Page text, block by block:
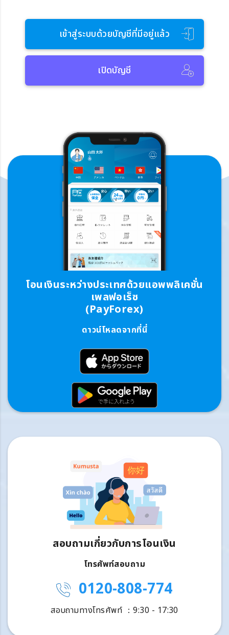
เข้าสู่ระบบด้วยบัญชีที่มีอยู่แล้ว
เปิดบัญชี
โอนเงินระหว่างประเทศด้วยแอพพลิเคชั่น
เพลฟอเร็ซ
(PayForex)
ดาวน์โหลดจากที่นี่
สอบถามเกี่ยวกับการโอนเงิน
โทรศัพท์สอบถาม
0120-808-774
สอบถามทางโทรศัพท์ ：9:30 - 17:30